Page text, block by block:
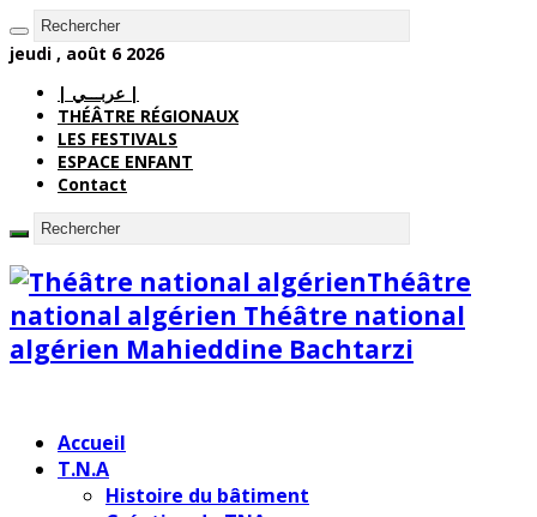
jeudi , août 6 2026
| عربـــي |
THÉÂTRE RÉGIONAUX
LES FESTIVALS
ESPACE ENFANT
Contact
Théâtre
national algérien Théâtre national
algérien Mahieddine Bachtarzi
Accueil
T.N.A
Histoire du bâtiment